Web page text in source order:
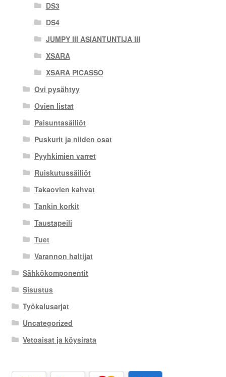
DS3
DS4
JUMPY III ASIANTUNTIJA III
XSARA
XSARA PICASSO
Ovi pysähtyy
Ovien listat
Paisuntasäiliöt
Puskurit ja niiden osat
Pyyhkimien varret
Ruiskutussäiliöt
Takaovien kahvat
Tankin korkit
Taustapeili
Tuet
Varannon haltijat
Sähkökomponentit
Sisustus
Työkalusarjat
Uncategorized
Vetoaisat ja köysirata